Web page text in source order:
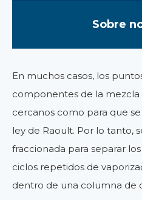
Sobre
En muchos casos, los
componentes de la
cercanos como para que
ley de Raoult. Por lo tanto,
fraccionada para separar
ciclos repetidos de
dentro de una columna de